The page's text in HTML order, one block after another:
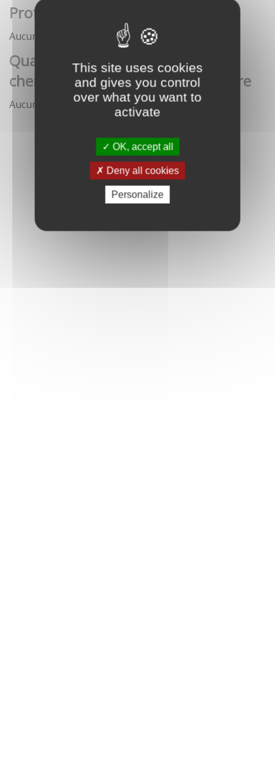
This site uses cookies
and gives you control
over what you want to
activate
OK, accept all
Deny all cookies
Personalize
Profession architecte
Aucune démarche pour le moment
Qualification des enseignants-
chercheurs en écoles d'architecture
Aucune démarche pour le moment